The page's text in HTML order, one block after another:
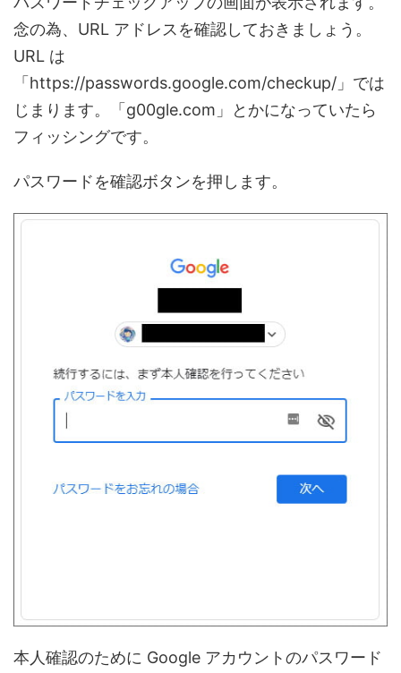
念の為、URL アドレスを確認しておきましょう。
URL は
「https://passwords.google.com/checkup/」では
じまります。「g00gle.com」とかになっていたら
フィッシングです。
パスワードを確認ボタンを押します。
本人確認のために Google アカウントのパスワード